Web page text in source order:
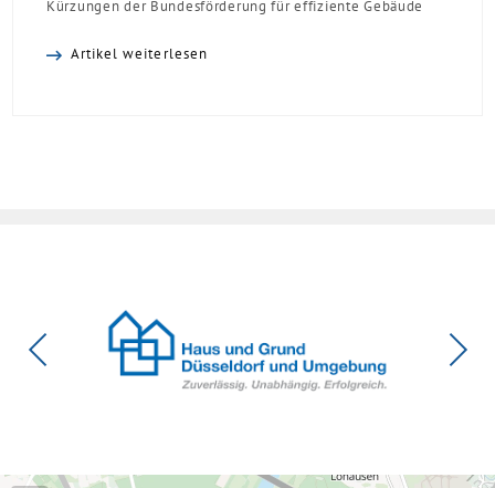
Kürzungen der Bundesförderung für effiziente Gebäude
Artikel weiterlesen